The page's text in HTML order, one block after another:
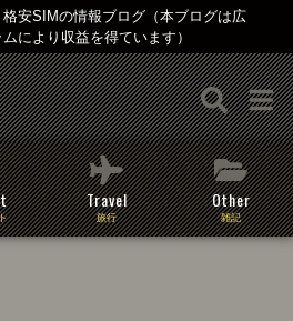
安SIMの情報ブログ（本ブログは広
により収益を得ています）
Travel
旅行
Other
雑記